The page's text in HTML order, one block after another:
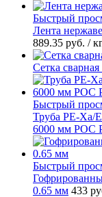
Быстрый
Лента
889.35 руб. /
Сетка
Быстрый
Труба PE-Xa/
6000 мм РОС
Быстрый
0.65 мм 433